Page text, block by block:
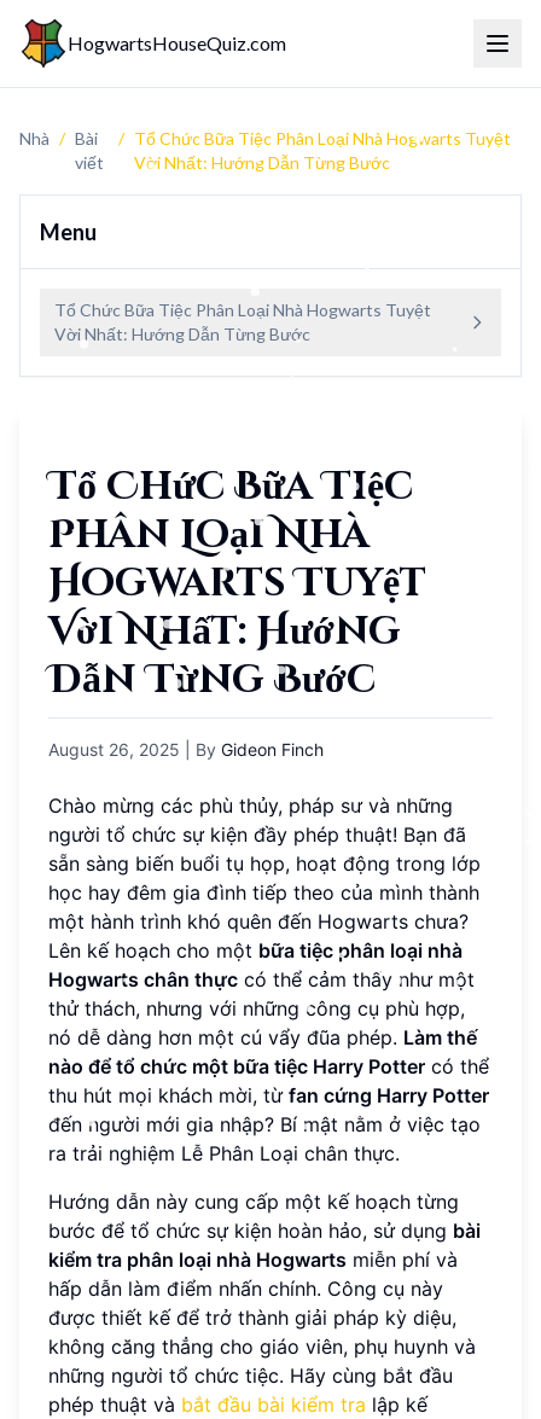
HogwartsHouseQuiz.com
Nhà / Bài
viết
/ Tổ Chức Bữa Tiệc Phân Loại Nhà Hogwarts Tuyệt
Vời Nhất: Hướng Dẫn Từng Bước
Menu
Tổ Chức Bữa Tiệc Phân Loại Nhà Hogwarts Tuyệt
Vời Nhất: Hướng Dẫn Từng Bước
Tổ Chức Bữa Tiệc
Phân Loại Nhà
Hogwarts Tuyệt
Vời Nhất: Hướng
Dẫn Từng Bước
August 26, 2025 | By Gideon Finch
Chào mừng các phù thủy, pháp sư và những
người tổ chức sự kiện đầy phép thuật! Bạn đã
sẵn sàng biến buổi tụ họp, hoạt động trong lớp
học hay đêm gia đình tiếp theo của mình thành
một hành trình khó quên đến Hogwarts chưa?
Lên kế hoạch cho một bữa tiệc phân loại nhà
Hogwarts chân thực có thể cảm thấy như một
thử thách, nhưng với những công cụ phù hợp,
nó dễ dàng hơn một cú vẩy đũa phép. Làm thế
nào để tổ chức một bữa tiệc Harry Potter có thể
thu hút mọi khách mời, từ fan cứng Harry Potter
đến người mới gia nhập? Bí mật nằm ở việc tạo
ra trải nghiệm Lễ Phân Loại chân thực.
Hướng dẫn này cung cấp một kế hoạch từng
bước để tổ chức sự kiện hoàn hảo, sử dụng bài
kiểm tra phân loại nhà Hogwarts miễn phí và
hấp dẫn làm điểm nhấn chính. Công cụ này
được thiết kế để trở thành giải pháp kỳ diệu,
không căng thẳng cho giáo viên, phụ huynh và
những người tổ chức tiệc. Hãy cùng bắt đầu
phép thuật và bắt đầu bài kiểm tra lập kế